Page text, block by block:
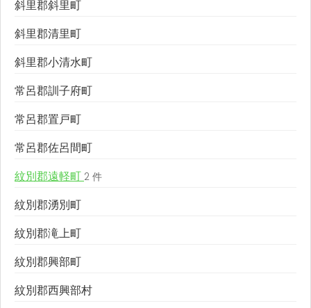
斜里郡斜里町
斜里郡清里町
斜里郡小清水町
常呂郡訓子府町
常呂郡置戸町
常呂郡佐呂間町
紋別郡遠軽町 2 件
紋別郡湧別町
紋別郡滝上町
紋別郡興部町
紋別郡西興部村